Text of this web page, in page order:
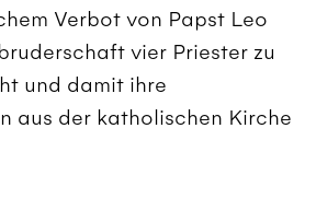
Verbot von Papst Leo
vier Priester zu
und damit ihre
aus der katholischen Kirche